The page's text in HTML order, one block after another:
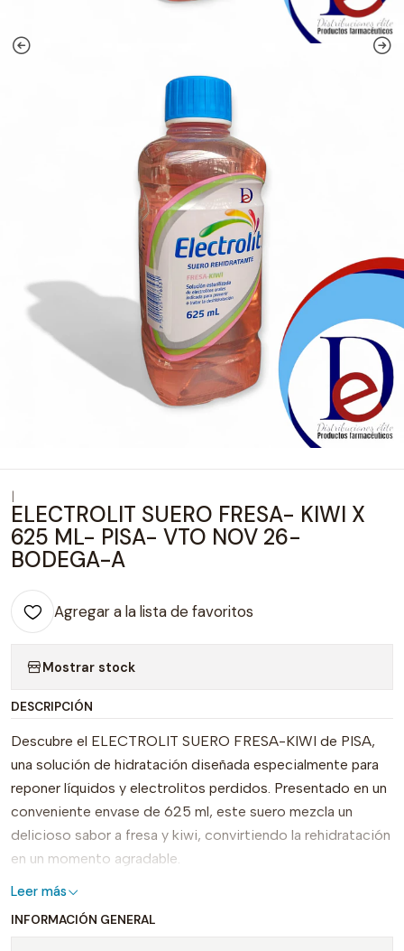
ELECTROLIT SUERO FRESA- KIWI X
625 ML- PISA- VTO NOV 26-
BODEGA-A
Agregar a la lista de favoritos
Mostrar stock
DESCRIPCIÓN
Descubre el ELECTROLIT SUERO FRESA-KIWI de PISA,
una solución de hidratación diseñada especialmente para
reponer líquidos y electrolitos perdidos. Presentado en un
conveniente envase de 625 ml, este suero mezcla un
delicioso sabor a fresa y kiwi, convirtiendo la rehidratación
en un momento agradable.
Este producto es ideal para quienes realizan actividad
física intensa, sufren de deshidratación o simplemente
Leer más
INFORMACIÓN GENERAL